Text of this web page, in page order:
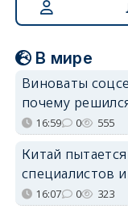
В мире
Виноваты
почему
16:59 0 555
Китай
специалистов
16:07 0 323